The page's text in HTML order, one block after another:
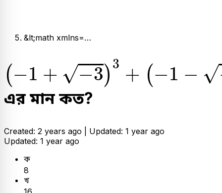
&lt;math xmlns=…
(−1 + √−3)
3 + (−1 − √
- +-1- -3
এর মান কত?
Created: 2 years ago | Updated: 1 year ago
Updated: 1 year ago
ক
8
খ